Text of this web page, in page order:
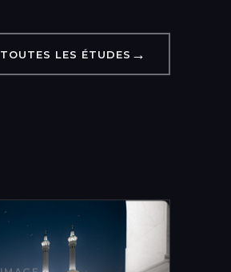
TOUTES LES ÉTUDES →